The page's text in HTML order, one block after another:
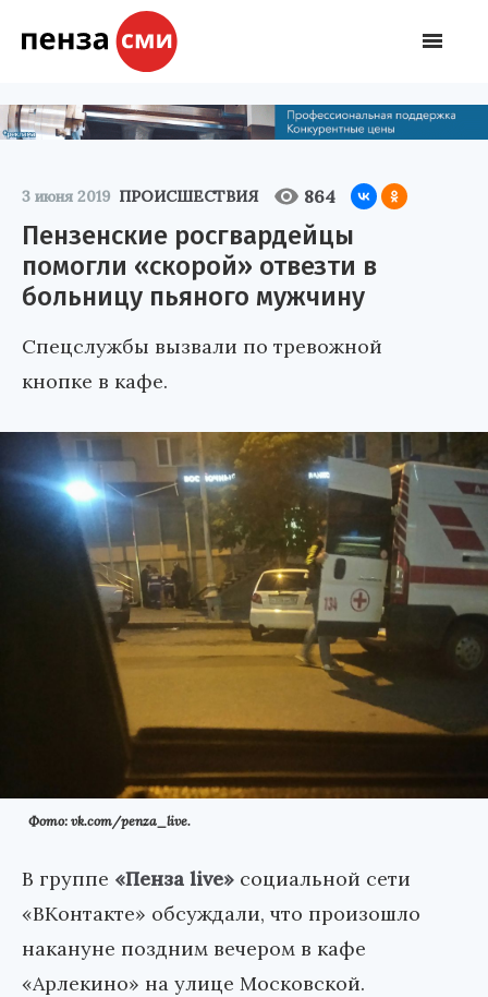
3 июня 2019 ПРОИСШЕСТВИЯ 864
Пензенские росгвардейцы
помогли «скорой» отвезти в
больницу пьяного мужчину
Спецслужбы вызвали по тревожной
кнопке в кафе.
Фото: vk.com/penza_live.
В группе «Пенза live» социальной сети
«ВКонтакте» обсуждали, что произошло
накануне поздним вечером в кафе
«Арлекино» на улице Московской.